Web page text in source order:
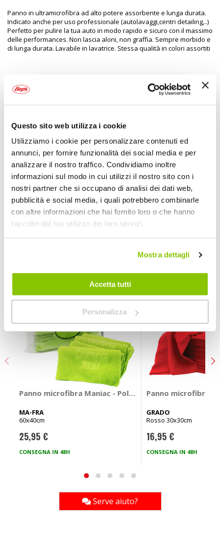
Questo sito web utilizza i cookie
Utilizziamo i cookie per personalizzare contenuti ed
annunci, per fornire funzionalità dei social media e per
analizzare il nostro traffico. Condividiamo inoltre
informazioni sul modo in cui utilizzi il nostro sito con i
nostri partner che si occupano di analisi dei dati web,
pubblicità e social media, i quali potrebbero combinarle
con altre informazioni che hai fornito loro o che hanno
raccolto dal tuo utilizzo dei loro servizi.
Mostra dettagli
Accetta tutti
Personalizza
Panno in ultramicrofibra ad alto potere assorbente e lunga durata.
Indicato anche per uso professionale (autolavaggi,centri detailing,..)
Perfetto per pulire la tua auto in modo rapido e sicuro con il massimo
delle performances. Non lascia aloni, non graffia. Sempre morbido e
di lunga durata. Lavabile in lavatrice. Stessa qualità in colori assortiti
Specifiche tecniche
Maggiori 1587426
Si
Auto
Panno microfibra
Colori assortiti
BBROS
Colori assortiti 40x60cm
POTREBBERO INTERESSARTI
Panno microfibra Maniac - Polish and Sealant Removal
MA-FRA
60x40cm
25,95 €
CONSEGNA IN 48H
Panno microfibra -
GRADO
Rosso 30x30cm
16,95 €
CONSEGNA IN 48H
Serve aiuto?